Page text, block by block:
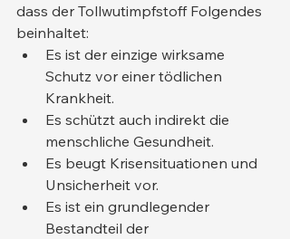
dass der Tollwutimpfstoff Folgendes
beinhaltet:
Es ist der einzige wirksame
Schutz vor einer tödlichen
Krankheit.
Es schützt auch indirekt die
menschliche Gesundheit.
Es beugt Krisensituationen und
Unsicherheit vor.
Es ist ein grundlegender
Bestandteil der